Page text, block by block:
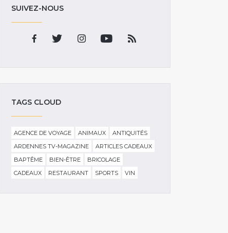
SUIVEZ-NOUS
TAGS CLOUD
AGENCE DE VOYAGE ANIMAUX
ANTIQUITÉS
ARDENNES TV-MAGAZINE
ARTICLES CADEAUX
BAPTÊME
BIEN-ÊTRE
BRICOLAGE
CADEAUX
RESTAURANT SPORTS VIN